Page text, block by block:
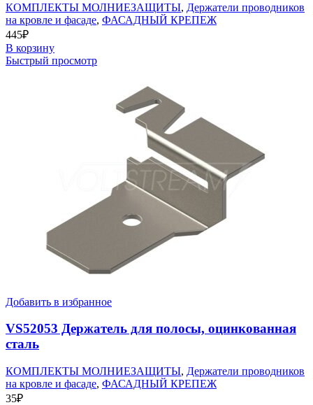
КОМПЛЕКТЫ МОЛНИЕЗАЩИТЫ, Держатели проводников
на кровле и фасаде, ФАСАДНЫЙ КРЕПЕЖ
445₽
В корзину
Быстрый просмотр
Добавить в избранное
VS52053 Держатель для полосы, оцинкованная
сталь
КОМПЛЕКТЫ МОЛНИЕЗАЩИТЫ, Держатели проводников
на кровле и фасаде, ФАСАДНЫЙ КРЕПЕЖ
35₽